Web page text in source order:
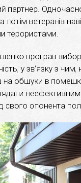
партнер.
потім ветеранів
терористами.
програв
у зв’язку з
на обшуки в
свого опонента